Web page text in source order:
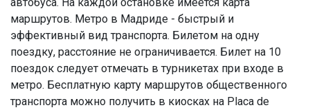
маршрутов. Метро в Мадриде - быстрый и
эффективный вид транспорта. Билетом на одну
поездку, расстояние не ограничивается. Билет на 10
поездок следует отмечать в турникетах при входе в
метро. Бесплатную карту маршрутов общественного
транспорта можно получить в киосках на Placa de